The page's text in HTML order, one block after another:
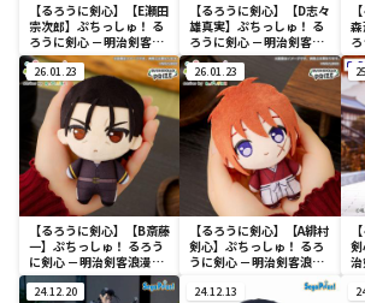
【るろうに剣心】【E瀬田
宗次郎】ぷちっしゅ！ る
ろうに剣心 －明治剣客浪
漫譚－ 京都動乱
【るろうに剣心】【D志々
雄真実】ぷちっしゅ！ る
ろうに剣心 －明治剣客浪
漫譚－ 京都動乱
漫
26.01.23
【るろうに剣心】【B斎藤
一】ぷちっしゅ！ るろう
に剣心 －明治剣客浪漫譚
－ 京都動乱
26.01.23
【るろうに剣心】【A緋村
剣心】ぷちっしゅ！ るろ
うに剣心 －明治剣客浪漫
24.12.20 24.12.13